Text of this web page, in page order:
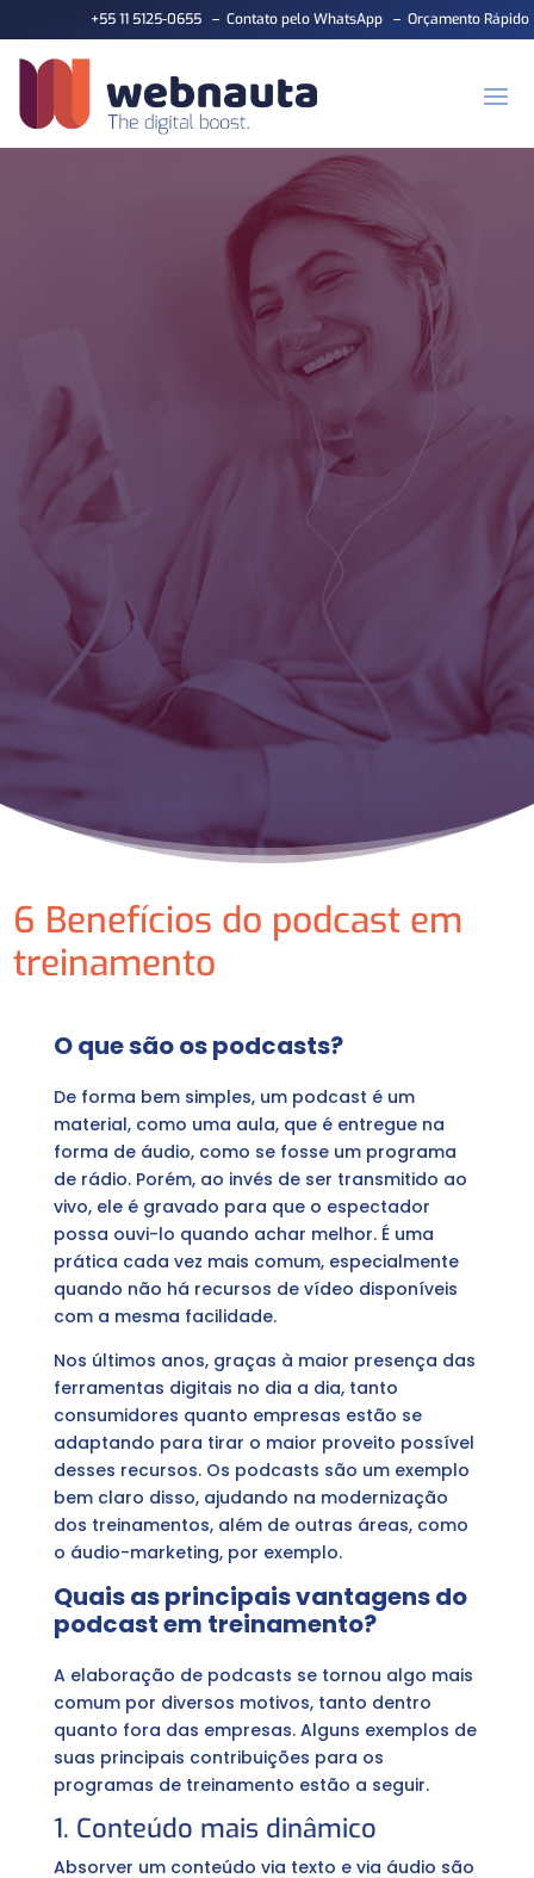
+55 11 5125-0655– Contato pelo WhatsApp– Orçamento Rápido
6 Benefícios do podcast em
treinamento
O que são os podcasts?
De forma bem simples, um podcast é um
material, como uma aula, que é entregue na
forma de áudio, como se fosse um programa
de rádio. Porém, ao invés de ser transmitido ao
vivo, ele é gravado para que o espectador
possa ouvi-lo quando achar melhor. É uma
prática cada vez mais comum, especialmente
quando não há recursos de vídeo disponíveis
com a mesma facilidade.
Nos últimos anos, graças à maior presença das
ferramentas digitais no dia a dia, tanto
consumidores quanto empresas estão se
adaptando para tirar o maior proveito possível
desses recursos. Os podcasts são um exemplo
bem claro disso, ajudando na modernização
dos treinamentos, além de outras áreas, como
o áudio-marketing, por exemplo.
Quais as principais vantagens do
podcast em treinamento?
A elaboração de podcasts se tornou algo mais
comum por diversos motivos, tanto dentro
quanto fora das empresas. Alguns exemplos de
suas principais contribuições para os
programas de treinamento estão a seguir.
1. Conteúdo mais dinâmico
Absorver um conteúdo via texto e via áudio são